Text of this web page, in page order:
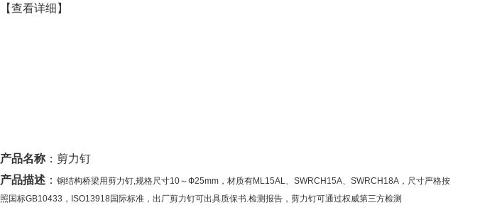
【查看详细】
产品名称 ： 剪力钉
产品描述 ： 钢结构桥梁用剪力钉,规格尺寸10～Ф25mm，材质有ML15AL、SWRCH15A、SWRCH18A，尺寸严格按
照国标GB10433，ISO13918国际标准，出厂剪力钉可出具质保书.检测报告，剪力钉可通过权威第三方检测